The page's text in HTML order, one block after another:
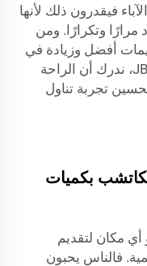
فيقدرون ذلك لأنها
مرارًا وتكرارًا. ومن
أفضل وزيادة في
عمليات التكرار. وفي شركة JB BOTTLE، ندرك أن الراحة
تجربة تناول
بكميات
أي مكان لتقديم
فالناس يحبون